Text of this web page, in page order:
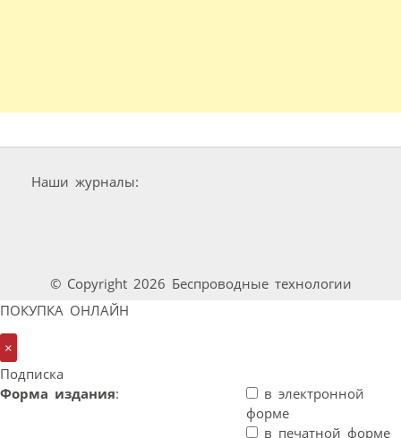
Наши журналы:
© Copyright 2026 Беспроводные технологии
ПОКУПКА ОНЛАЙН
×
Подписка
Форма издания:
в электронной
форме
в печатной форме